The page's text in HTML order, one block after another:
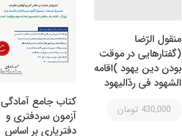
منقول الرّضا
(گفتارهایی در موقت
بودن دین یهود )اقامه
الشهود فی ردّالیهود
430,000 تومان
کتاب جامع آمادگی
آزمون سردفتری و
دفتریاری بر اساس